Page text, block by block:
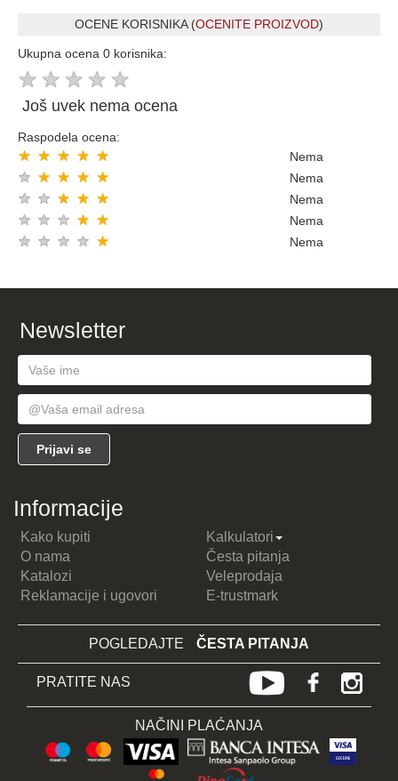
OCENE KORISNIKA (OCENITE PROIZVOD)
Ukupna ocena 0 korisnika:
★ ★ ★ ★ ★
Još uvek nema ocena
Raspodela ocena:
★
★
★
★
★ Nema
★
★
★
★
★ Nema
★
★
★
★
★ Nema
★
★
★
★
★ Nema
★
★
★
★
★ Nema
Newsletter
Informacije
Kako kupiti
Kalkulatori
O nama
Česta pitanja
Katalozi
Veleprodaja
Reklamacije i ugovori
E-trustmark
POGLEDAJTE ČESTA PITANJA
PRATITE NAS
NAČINI PLAĆANJA